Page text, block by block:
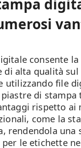
consente
di alta qualità
utilizzando file
di
rispetto ai
come la
rendendola una
le etichette